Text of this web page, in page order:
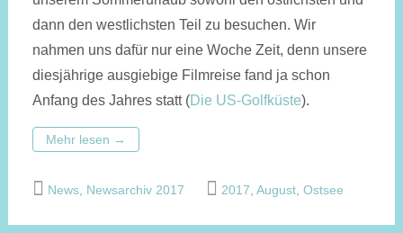
dann den westlichsten Teil zu besuchen. Wir
nahmen uns dafür nur eine Woche Zeit, denn unsere
diesjährige ausgiebige Filmreise fand ja schon
Anfang des Jahres statt (Die US-Golfküste).
Mehr lesen →
News, Newsarchiv 2017 2017 August, Ostsee